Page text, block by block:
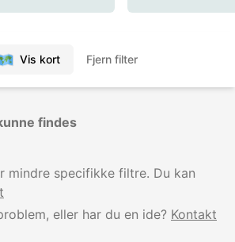
Vis kort Fjern filter
findes
mindre specifikke filtre. Du kan
eller har du en ide? Kontakt